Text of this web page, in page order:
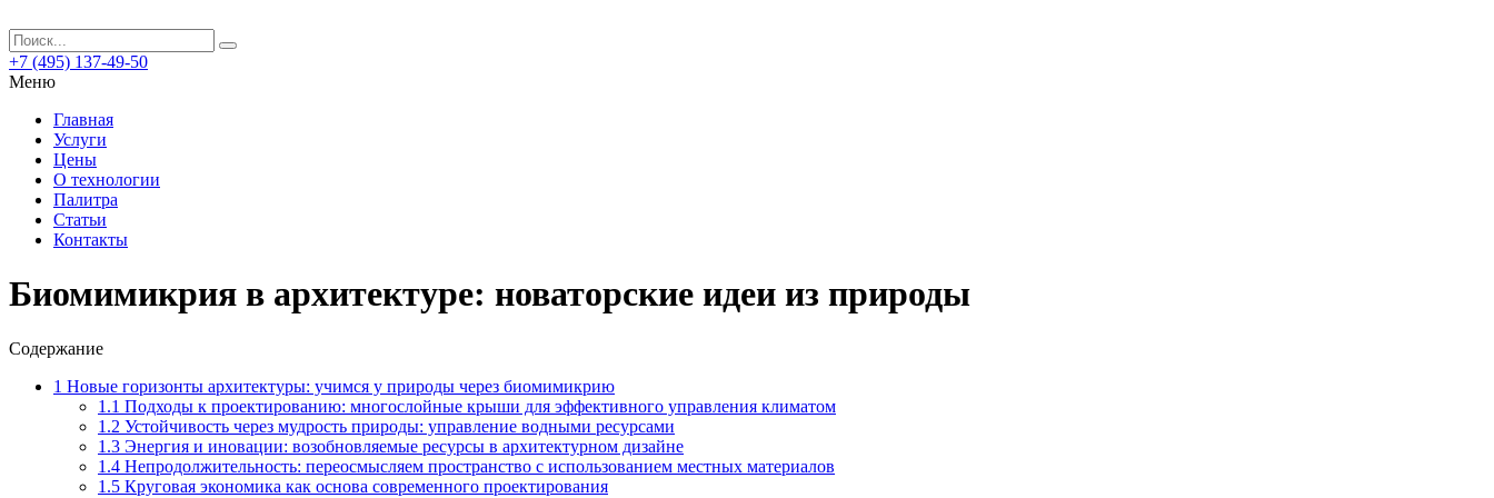
+7 (495) 137-49-50
Меню
Главная
Услуги
Цены
О технологии
Палитра
Статьи
Контакты
Биомимикрия в архитектуре: новаторские идеи из природы
Содержание
1 Новые горизонты архитектуры: учимся у природы через биомимикрию
1.1 Подходы к проектированию: многослойные крыши для эффективного управления климатом
1.2 Устойчивость через мудрость природы: управление водными ресурсами
1.3 Энергия и иновации: возобновляемые ресурсы в архитектурном дизайне
1.4 Непродолжительность: переосмысляем пространство с использованием местных материалов
1.5 Круговая экономика как основа современного проектирования